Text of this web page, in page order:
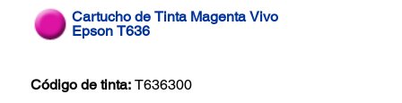
Cartucho de Tinta Magenta Vivo
Epson T636
Código de tinta: T636300